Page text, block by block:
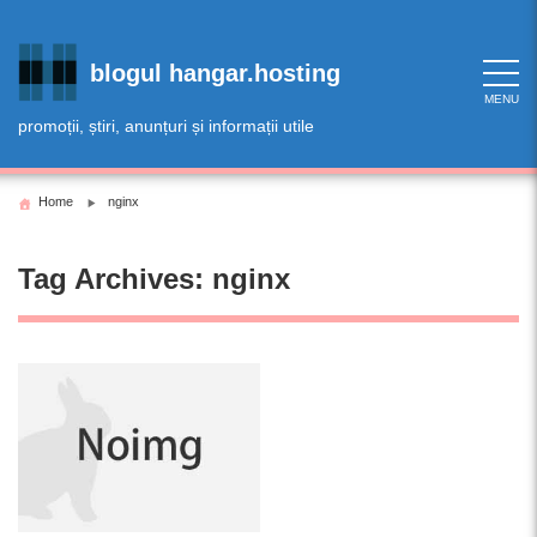
content
blogul hangar.hosting
promoții, știri, anunțuri și informații utile
MENU
Home nginx
Tag Archives: nginx